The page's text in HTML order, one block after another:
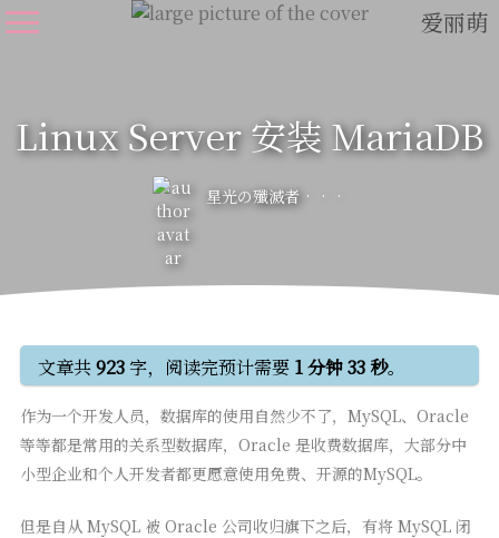
爱丽萌
Linux Server 安装 MariaDB
星光の殲滅者
文章共923字，阅读完预计需要 1 分钟 33 秒。
作为一个开发人员，数据库的使用自然少不了，MySQL、Oracle
等等都是常用的关系型数据库，Oracle 是收费数据库，大部分中
小型企业和个人开发者都更愿意使用免费、开源的MySQL。
但是自从 MySQL 被 Oracle 公司收归旗下之后，有将 MySQL 闭